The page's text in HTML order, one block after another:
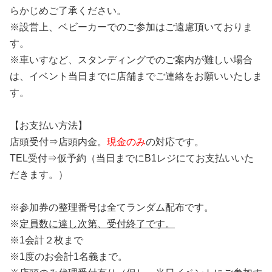
らかじめご了承ください。
※設営上、ベビーカーでのご参加はご遠慮頂いておりま
す。
※車いすなど、スタンディングでのご案内が難しい場合
は、イベント当日までに店舗までご連絡をお願いいたしま
す。
【お支払い方法】
店頭受付⇒店頭内金。 現金のみの対応です。
TEL受付⇒仮予約（当日までにB1レジにてお支払いいた
だきます。）
※参加券の整理番号は全てランダム配布です。
※定員数に達し次第、受付終了です。
※1会計２枚まで
※1度のお会計1名義まで。